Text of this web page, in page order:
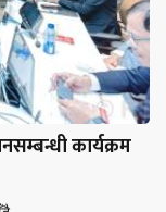
कार्यक्रम